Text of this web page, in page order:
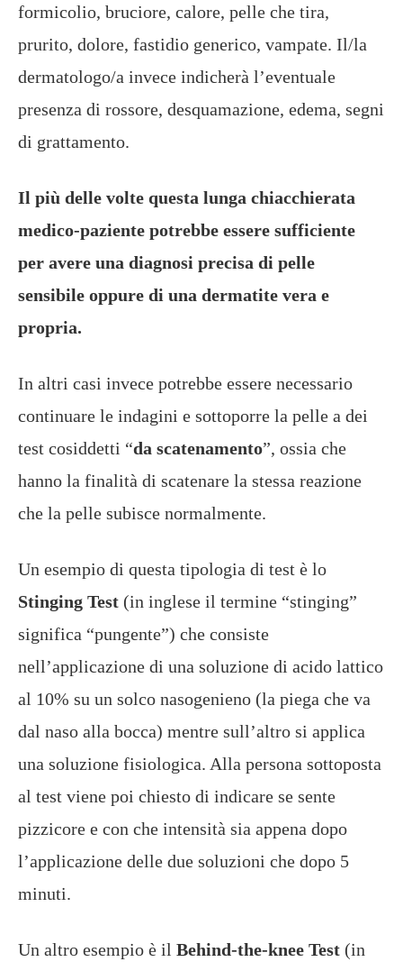
formicolio, bruciore, calore, pelle che tira,
prurito, dolore, fastidio generico, vampate. Il/la
dermatologo/a invece indicherà l’eventuale
presenza di rossore, desquamazione, edema, segni
di grattamento.
Il più delle volte questa lunga chiacchierata
medico-paziente potrebbe essere sufficiente
per avere una diagnosi precisa di pelle
sensibile oppure di una dermatite vera e
propria.
In altri casi invece potrebbe essere necessario
continuare le indagini e sottoporre la pelle a dei
test cosiddetti “da scatenamento”, ossia che
hanno la finalità di scatenare la stessa reazione
che la pelle subisce normalmente.
Un esempio di questa tipologia di test è lo
Stinging Test (in inglese il termine “stinging”
significa “pungente”) che consiste
nell’applicazione di una soluzione di acido lattico
al 10% su un solco nasogenieno (la piega che va
dal naso alla bocca) mentre sull’altro si applica
una soluzione fisiologica. Alla persona sottoposta
al test viene poi chiesto di indicare se sente
pizzicore e con che intensità sia appena dopo
l’applicazione delle due soluzioni che dopo 5
minuti.
Un altro esempio è il Behind-the-knee Test (in